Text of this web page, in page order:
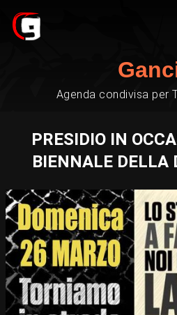
Agenda condivisa per
PRESIDIO IN
BIENNALE DELLA